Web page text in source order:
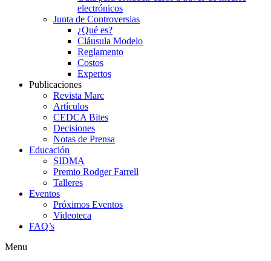
electrónicos
Junta de Controversias
¿Qué es?
Cláusula Modelo
Reglamento
Costos
Expertos
Publicaciones
Revista Marc
Artículos
CEDCA Bites
Decisiones
Notas de Prensa
Educación
SIDMA
Premio Rodger Farrell
Talleres
Eventos
Próximos Eventos
Videoteca
FAQ’s
Menu